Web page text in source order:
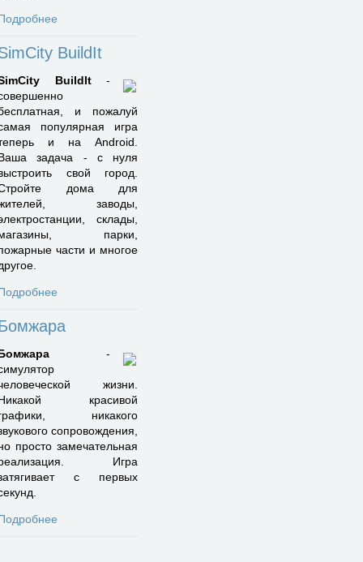
BuildIt
BuildIt-
и пожалуй
популярная игра
и на Android.
задача - с нуля
свой город.
дома для
заводы,
склады,
парки,
части и многое
-
жизни.
красивой
никакого
сопровождения,
просто замечательная
Игра
с первых